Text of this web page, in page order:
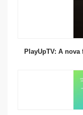
PlayUpTV: A